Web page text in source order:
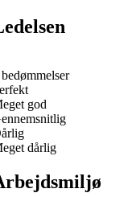
god
dårlig